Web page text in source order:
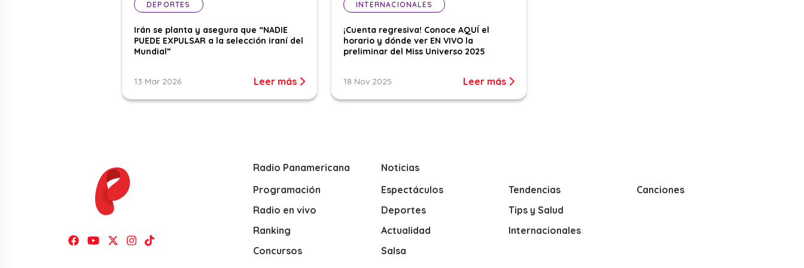
DEPORTES
Irán se planta y asegura que “NADIE
PUEDE EXPULSAR a la selección iraní del
Mundial”
13 Mar 2026 Leer más
INTERNACIONALES
¡Cuenta regresiva! Conoce AQUÍ el
horario y dónde ver EN VIVO la
preliminar del Miss Universo 2025
18 Nov 2025 Leer más
Radio Panamericana
Programación
Radio en vivo
Ranking
Concursos
Noticias
Espectáculos
Deportes
Actualidad
Salsa
Tendencias
Tips y Salud
Internacionales
Canciones